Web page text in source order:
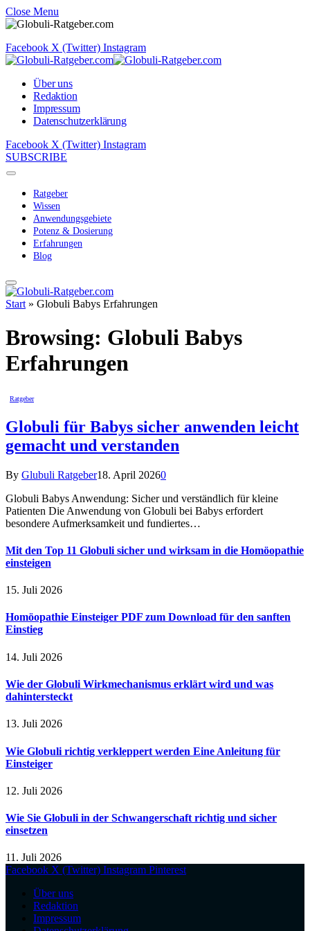
Close Menu
Facebook X (Twitter) Instagram
Über uns
Redaktion
Impressum
Datenschutzerklärung
Facebook X (Twitter) Instagram
SUBSCRIBE
Ratgeber
Wissen
Anwendungsgebiete
Potenz & Dosierung
Erfahrungen
Blog
Start » Globuli Babys Erfahrungen
Browsing: Globuli Babys
Erfahrungen
Ratgeber
Globuli für Babys sicher anwenden leicht
gemacht und verstanden
By Glubuli Ratgeber18. April 20260
Globuli Babys Anwendung: Sicher und verständlich für kleine
Patienten Die Anwendung von Globuli bei Babys erfordert
besondere Aufmerksamkeit und fundiertes…
Mit den Top 11 Globuli sicher und wirksam in die Homöopathie
einsteigen
15. Juli 2026
Homöopathie Einsteiger PDF zum Download für den sanften
Einstieg
14. Juli 2026
Wie der Globuli Wirkmechanismus erklärt wird und was
dahintersteckt
13. Juli 2026
Wie Globuli richtig verkleppert werden Eine Anleitung für
Einsteiger
12. Juli 2026
Wie Sie Globuli in der Schwangerschaft richtig und sicher
einsetzen
11. Juli 2026
Facebook X (Twitter) Instagram Pinterest
Über uns
Redaktion
Impressum